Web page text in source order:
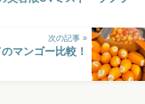
次の記事 »
マンゴー比較！